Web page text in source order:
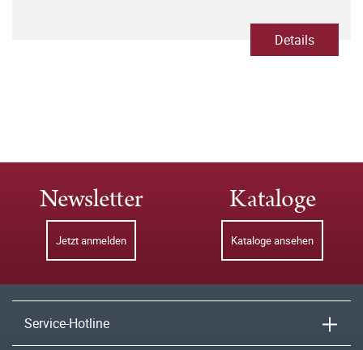
Details
Newsletter
Jetzt anmelden
Kataloge
Kataloge ansehen
Service-Hotline